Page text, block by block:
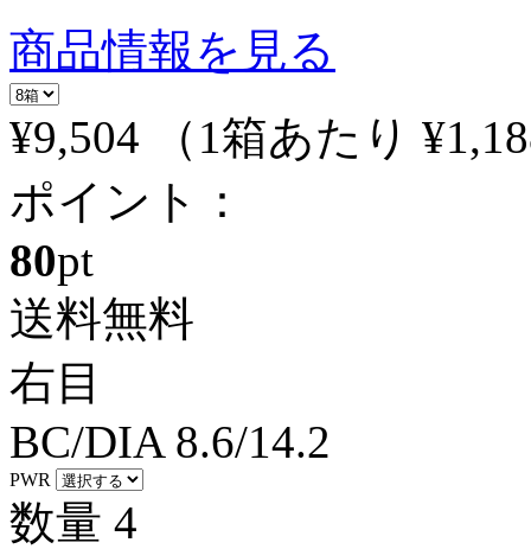
商品情報を見る
¥9,504
（1箱あたり
ポイント：
80pt
送料無料
右目
BC/DIA 8.6/14.2
PWR
数量 4